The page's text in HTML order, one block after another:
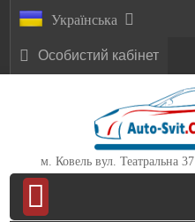
Українська
Особистий кабінет
м. Ковель вул. Театральна 37